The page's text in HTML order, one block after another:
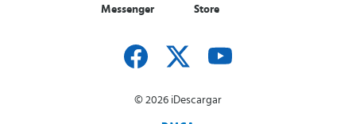
Messenger
Store
© 2026 iDescargar